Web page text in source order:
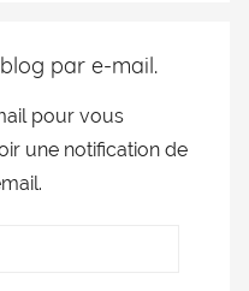
par e-mail.
pour vous
une notification de